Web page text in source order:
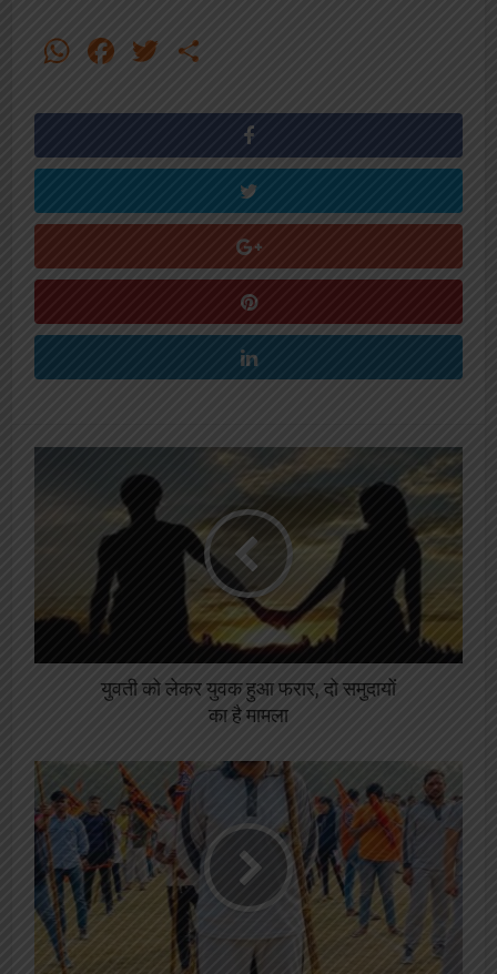
WhatsApp
Facebook
Twitter
युवती को लेकर युवक हुआ फरार, दो समुदायों
का है मामला